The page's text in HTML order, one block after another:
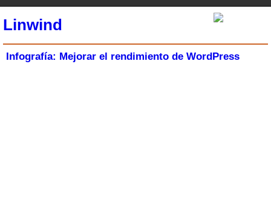
Linwind
Infografía: Mejorar el rendimiento de WordPress